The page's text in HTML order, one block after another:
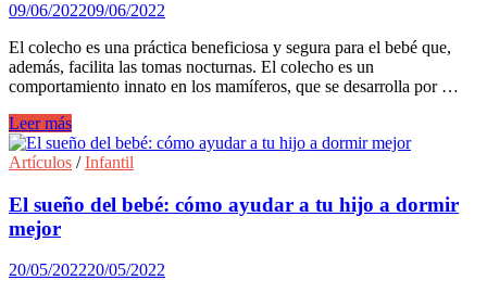
dientes
en
los
bebés.
09/06/202209/06/2022
El colecho es una práctica beneficiosa y segura para el bebé que,
además, facilita las tomas nocturnas. El colecho es un
comportamiento innato en los mamíferos, que se desarrolla por …
¿cómo
atender
al
en
el
proceso
de
Leer más
Artículos /Infantil
El sueño del bebé: cómo ayudar a tu hijo a dormir
mejor
20/05/202220/05/2022